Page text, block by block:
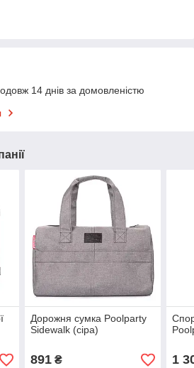
14 днів за домовленістю
Дорожня сумка Poolparty
Sidewalk (сіра)
891₴ 1